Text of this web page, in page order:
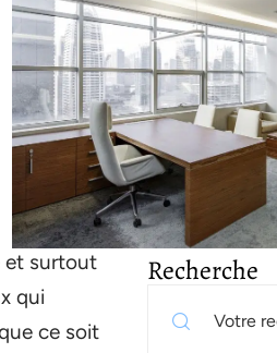
et surtout
qui
ce soit
Recherche